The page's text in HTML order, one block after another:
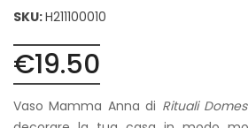
SKU:H211100010
€19.50
Vaso Mamma Anna di Rituali